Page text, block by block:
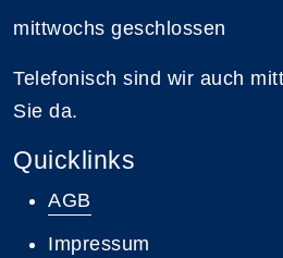
mittwochs geschlossen
Telefonisch sind wir auch
Sie da.
Quicklinks
AGB
Impressum